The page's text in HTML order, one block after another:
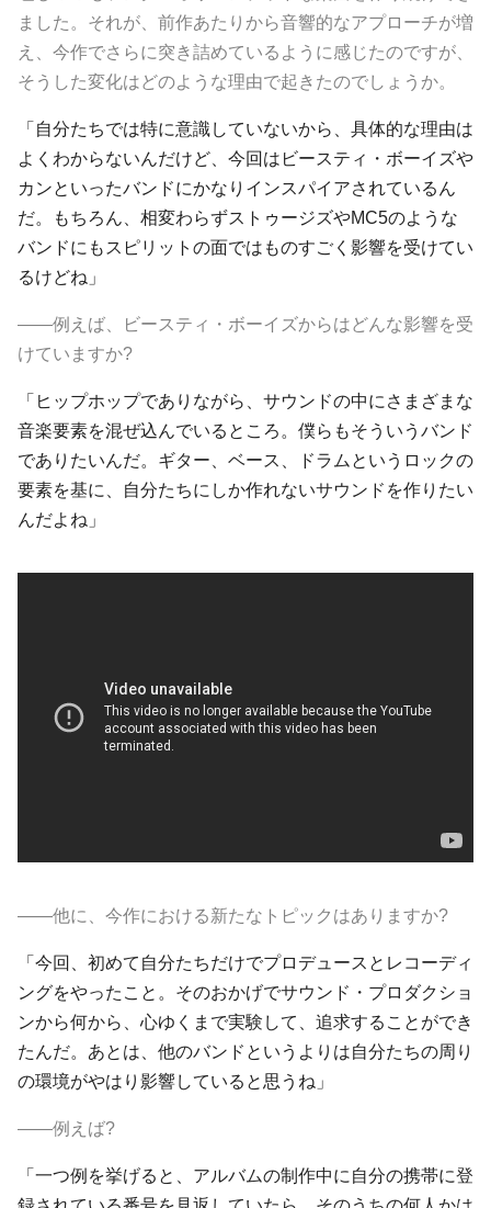
ました。それが、前作あたりから音響的なアプローチが増
え、今作でさらに突き詰めているように感じたのですが、
そうした変化はどのような理由で起きたのでしょうか。
「自分たちでは特に意識していないから、具体的な理由は
よくわからないんだけど、今回は ビースティ・ボーイズや
カンといったバンドにかなりインスパイアされているん
だ。もちろん、相変わらずストゥージズやMC5のような
バンドにもスピリットの面ではものすごく影響を受けてい
るけどね」
――例えば、ビースティ・ボーイズからはどんな影響を受
けていますか?
「ヒップホップでありながら、サウンドの中にさまざまな
音楽要素を混ぜ込んでいるところ。僕らもそういうバンド
でありたいんだ。ギター、ベース、ドラムというロックの
要素を基に、自分たちにしか作れないサウンドを作りたい
んだよね」
――他に、今作における新たなトピックはありますか?
「今回、初めて自分たちだけでプロデュースとレコーディ
ングをやったこと。そのおかげでサウンド・プロダクショ
ンから何から、心ゆくまで実験して、追求することができ
たんだ。あとは、他のバンドというよりは自分たちの周り
の環境がやはり影響していると思うね」
――例えば?
「一つ例を挙げると、アルバムの制作中に自分の携帯に登